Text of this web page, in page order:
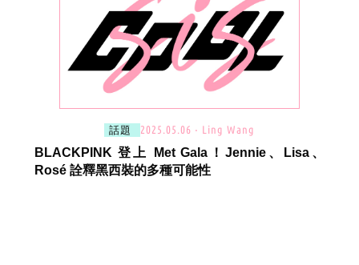
話題 2025.05.06 ‧ Ling Wang
BLACKPINK 登上 Met Gala！Jennie、Lisa、
Rosé 詮釋黑西裝的多種可能性